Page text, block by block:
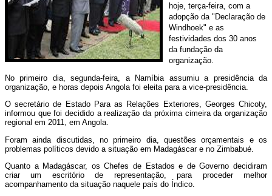
hoje, terça-feira, com a
adopção da "Declaração de
Windhoek" e as
festividades dos 30 anos
da fundação da
organização.
No primeiro dia, segunda-feira, a Namíbia assumiu a presidência da
organização, e horas depois Angola foi eleita para a vice-presidência.
O secretário de Estado Para as Relações Exteriores, Georges Chicoty,
informou que foi decidido a realização da próxima cimeira da organização
regional em 2011, em Angola.
Foram ainda discutidas, no primeiro dia, questões orçamentais e os
problemas políticos devido a situação em Madagáscar e no Zimbabué.
Quanto a Madagáscar, os Chefes de Estados e de Governo decidiram
criar um escritório de representação, para proceder melhor
acompanhamento da situação naquele país do Índico.